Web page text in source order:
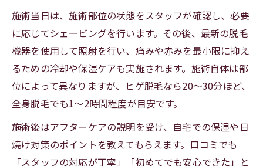
施術当日は、施術部位の状態をスタッフが確認し、必要
に応じてシェービングを行います。その後、最新の脱毛
機器を使用して照射を行い、痛みや赤みを最小限に抑え
るための冷却や保湿ケアも実施されます。施術自体は部
位によって異なりますが、ヒゲ脱毛なら20〜30分ほど、
全身脱毛でも1〜2時間程度が目安です。
施術後はアフターケアの説明を受け、自宅での保湿や日
焼け対策のポイントを教えてもらえます。口コミでも
「スタッフの対応が丁寧」「初めてでも安心できた」と